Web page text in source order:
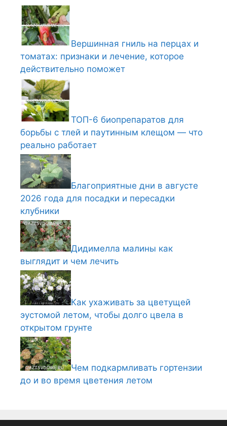
Вершинная гниль на перцах и
томатах: признаки и лечение, которое
действительно поможет
ТОП-6 биопрепаратов для
борьбы с тлей и паутинным клещом — что
реально работает
Благоприятные дни в августе
2026 года для посадки и пересадки
клубники
Дидимелла малины как
выглядит и чем лечить
Как ухаживать за цветущей
эустомой летом, чтобы долго цвела в
открытом грунте
Чем подкармливать гортензии
до и во время цветения летом